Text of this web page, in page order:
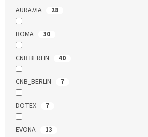
AURA.VIA 28
BOMA 30
CNB BERLIN 40
CNB_BERLIN 7
DOTEX 7
EVONA 13